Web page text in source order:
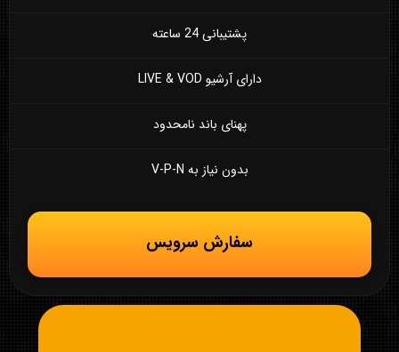
پشتیبانی 24 ساعته
دارای آرشیو LIVE & VOD
پهنای باند نامحدود
بدون نیاز به V-P-N
سفارش سرویس